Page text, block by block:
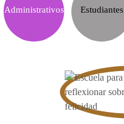
Administrativos Estudiantes